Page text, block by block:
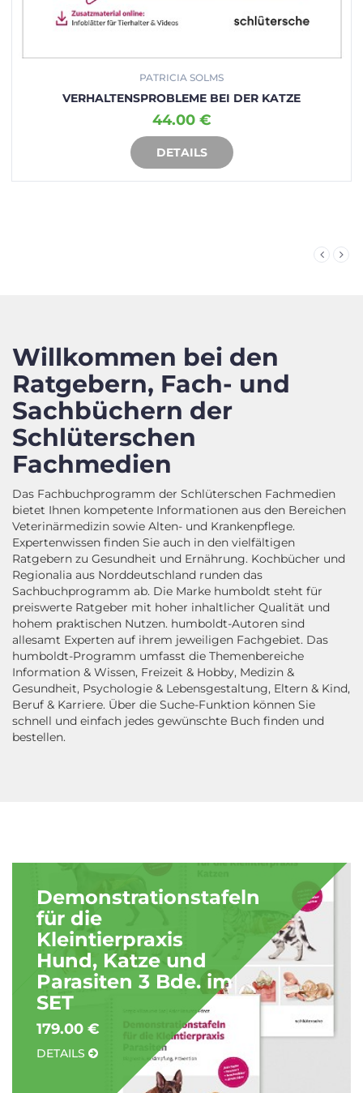
PATRICIA SOLMS
VERHALTENSPROBLEME BEI DER KATZE
44.00 €
DETAILS
IN DEN WARENKORB
Willkommen bei den
Ratgebern, Fach- und
Sachbüchern der
Schlüterschen
Fachmedien
Das Fachbuchprogramm der Schlüterschen Fachmedien
bietet Ihnen kompetente Informationen aus den Bereichen
Veterinärmedizin sowie Alten- und Krankenpflege.
Expertenwissen finden Sie auch in den vielfältigen
Ratgebern zu Gesundheit und Ernährung. Kochbücher und
Regionalia aus Norddeutschland runden das
Sachbuchprogramm ab. Die Marke humboldt steht für
preiswerte Ratgeber mit hoher inhaltlicher Qualität und
hohem praktischen Nutzen. humboldt-Autoren sind
allesamt Experten auf ihrem jeweiligen Fachgebiet. Das
humboldt-Programm umfasst die Themenbereiche
Information & Wissen, Freizeit & Hobby, Medizin &
Gesundheit, Psychologie & Lebensgestaltung, Eltern & Kind,
Beruf & Karriere. Über die Suche-Funktion können Sie
schnell und einfach jedes gewünschte Buch finden und
bestellen.
Demonstrationstafeln
für die
Kleintierpraxis
Hund, Katze und
Parasiten 3 Bde. im
SET
179.00 €
DETAILS